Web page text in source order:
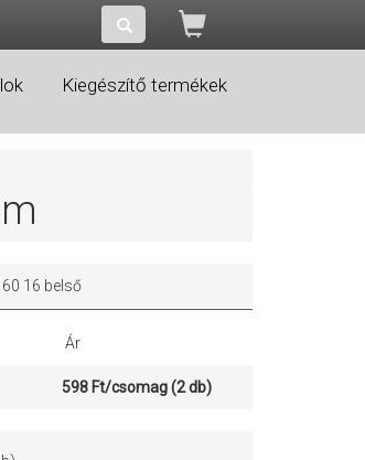
Kiegészítő termékek
60 16 belső
Ár
598 Ft/csomag (2 db)